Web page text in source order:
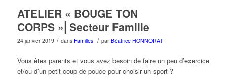
ATELIER « BOUGE TON
CORPS »⎜Secteur Famille
24 janvier 2019 / dans Familles / par Béatrice HONNORAT
Vous êtes parents et vous avez besoin de faire un peu d’exercice
et/ou d’un petit coup de pouce pour choisir un sport ?